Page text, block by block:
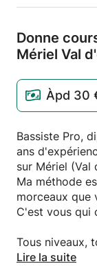
Donne
Mériel Val
Àpd 30
Bassiste Pro,
ans
sur Mériel (Val
Ma méthode
morceaux que
C'est vous qui
Tous niveaux,
inscriptions
Lire la suite